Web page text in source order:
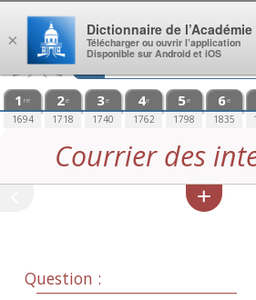
Aller au contenu
1 re
1694
2e
1718
3e
1740
4e
1762
5e
1798
6e
1835
Courrier des
Question :
×
Dictionnaire de l’Académie
Télécharger ou ouvrir l’application
Disponible sur Android et iOS